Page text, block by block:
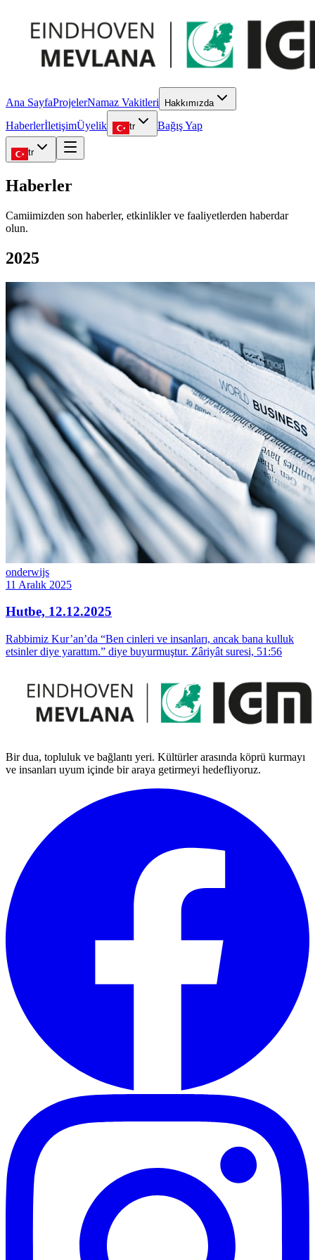
Ana SayfaProjelerNamaz Vakitleri Hakkımızda
HaberlerİletişimÜyelik tr Bağış Yap
tr
Haberler
Camiimizden son haberler, etkinlikler ve faaliyetlerden haberdar
olun.
2025
onderwijs
11 Aralık 2025
Hutbe, 12.12.2025
Rabbimiz Kur’an’da “Ben cinleri ve insanları, ancak bana kulluk
etsinler diye yarattım.” diye buyurmuştur. Zâriyât suresi, 51:56
Bir dua, topluluk ve bağlantı yeri. Kültürler arasında köprü kurmayı
ve insanları uyum içinde bir araya getirmeyi hedefliyoruz.